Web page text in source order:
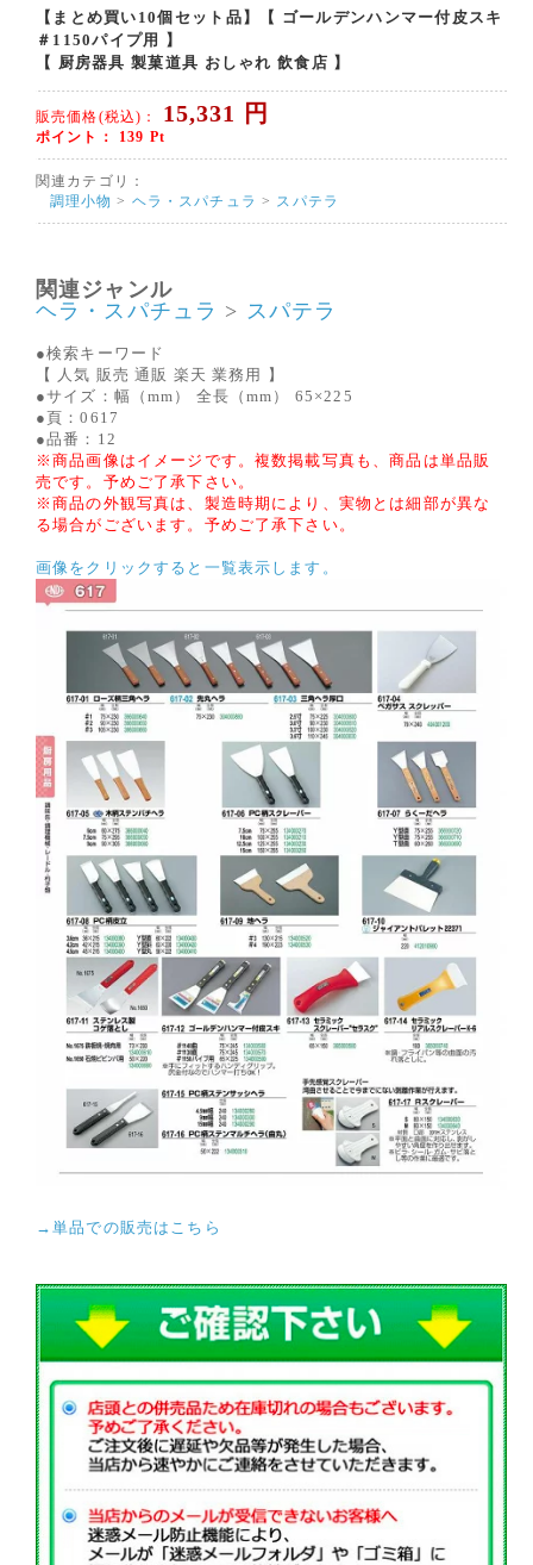
【まとめ買い10個セット品】【 ゴールデンハンマー付皮スキ
＃1150パイプ用 】
【 厨房器具 製菓道具 おしゃれ 飲食店 】
販売価格(税込)： 15,331 円
ポイント： 139 Pt
関連カテゴリ：
調理小物 > ヘラ・スパチュラ > スパテラ
関連ジャンル
ヘラ・スパチュラ > スパテラ
●検索キーワード
【 人気 販売 通販 楽天 業務用 】
●サイズ：幅（mm） 全長（mm） 65×225
●頁：0617
●品番：12
※商品画像はイメージです。複数掲載写真も、商品は単品販
売です。予めご了承下さい。
※商品の外観写真は、製造時期により、実物とは細部が異な
る場合がございます。予めご了承下さい。
画像をクリックすると一覧表示します。
→単品での販売はこちら